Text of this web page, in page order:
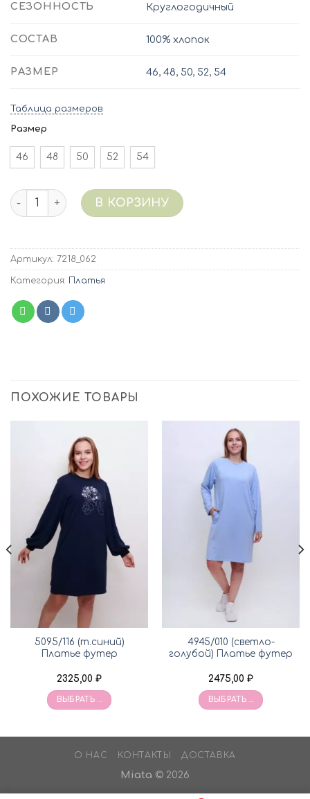
СЕЗОННОСТЬ Круглогодичный
СОСТАВ 100% хлопок
РАЗМЕР 46,48, 50, 52, 54
Таблица размеров
Размер
46 48 50 52 54
Количество 7218/062 (оливковый светлый) Платье
В КОРЗИНУ
Артикул: 7218_062
Категория: Платья
ПОХОЖИЕ ТОВАРЫ
5095/116 (т.синий)
Платье футер
2325,00 ₽
ВЫБРАТЬ ...
4945/010 (светло-
голубой) Платье футер
2475,00 ₽
ВЫБРАТЬ ...
О НАС КОНТАКТЫ ДОСТАВКА
Miata © 2026